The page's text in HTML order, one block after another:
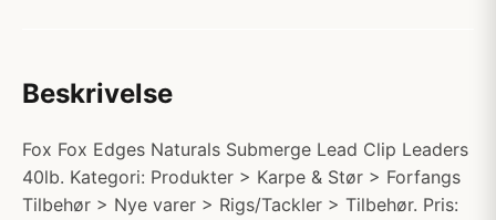
Beskrivelse
Fox Fox Edges Naturals Submerge Lead Clip Leaders
40lb. Kategori: Produkter > Karpe & Stør > Forfangs
Tilbehør > Nye varer > Rigs/Tackler > Tilbehør. Pris: